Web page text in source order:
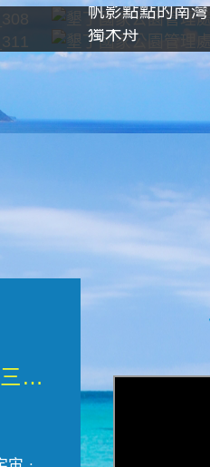
帆影點點的南灣
獨木舟
微觀墾丁三部曲 重生....